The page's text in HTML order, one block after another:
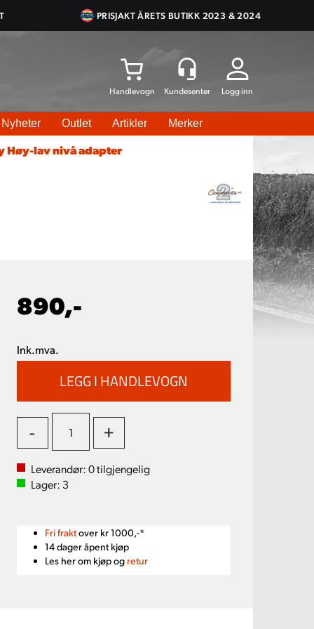
PRISJAKT ÅRETS BUTIKK 2023 & 2024
Logg inn
Nyheter Outlet Artikler Merker
Høy-lav nivå adapter
890,-
Ink.mva.
- +
Leverandør:0tilgjengelig
Lager: 3
Fri fraktover kr 1000,-*
14 dager åpent kjøp
Les her om kjøp og retur